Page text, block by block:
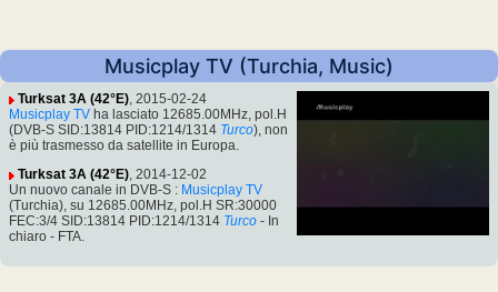
Musicplay TV (Turchia, Music)
Turksat 3A (42°E), 2015-02-24
Musicplay TV ha lasciato 12685.00MHz, pol.H
(DVB-S SID:13814 PID:1214/1314 Turco), non
è più trasmesso da satellite in Europa.
Turksat 3A (42°E), 2014-12-02
Un nuovo canale in DVB-S : Musicplay TV
(Turchia), su 12685.00MHz, pol.H SR:30000
FEC:3/4 SID:13814 PID:1214/1314 Turco - In
chiaro - FTA.